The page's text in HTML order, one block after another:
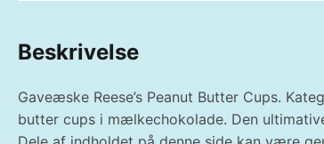
Beskrivelse
Gaveæske Reese’s Peanut Butter Cups.
butter cups i mælkechokolade. Den